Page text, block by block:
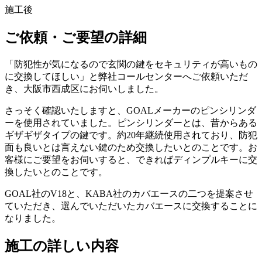
施工後
ご依頼・ご要望の詳細
「防犯性が気になるので玄関の鍵をセキュリティが高いもの
に交換してほしい」と弊社コールセンターへご依頼いただ
き、大阪市西成区にお伺いしました。
さっそく確認いたしますと、GOALメーカーのピンシリンダ
ーを使用されていました。ピンシリンダーとは、昔からある
ギザギザタイプの鍵です。約20年継続使用されており、防犯
面も良いとは言えない鍵のため交換したいとのことです。お
客様にご要望をお伺いすると、できればディンプルキーに交
換したいとのことです。
GOAL社のV18と、KABA社のカバエースの二つを提案させ
ていただき、選んでいただいたカバエースに交換することに
なりました。
施工の詳しい内容